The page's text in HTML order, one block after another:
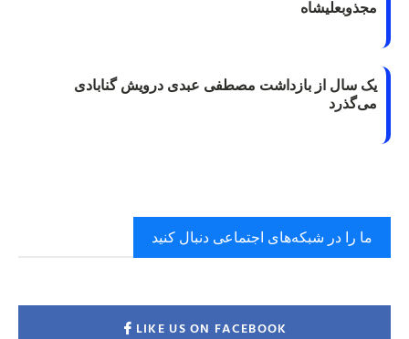
مجذوبعلیشاه
یک سال از بازداشت مصطفی عبدی درویش گنابادی
می‌گذرد
ما را در شبکه‌های اجتماعی دنبال کنید
LIKE US ON FACEBOOK